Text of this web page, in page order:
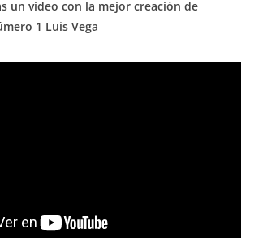
un video con la mejor creación de
1 Luis Vega